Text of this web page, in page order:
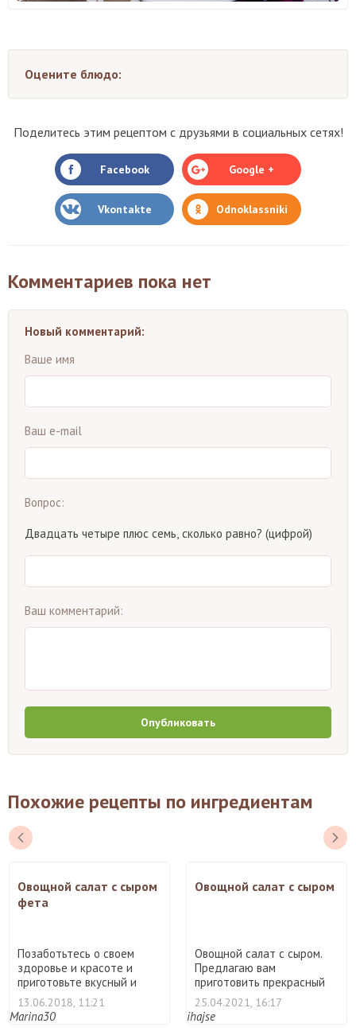
Оцените блюдо:
Поделитесь этим рецептом с друзьями в социальных сетях!
Facebook Google +
Vkontakte Odnoklassniki
Комментариев пока нет
Новый комментарий:
Ваше имя
Ваш e-mail
Вопрос:
Двадцать четыре плюс семь, сколько равно? (цифрой)
Ваш комментарий:
Опубликовать
Похожие рецепты по ингредиентам
Овощной салат с сыром
фета
Позаботьтесь о своем
здоровье и красоте и
приготовьте вкусный и
поле ...
13.06.2018, 11:21
Marina30
Овощной салат с сыром
Овощной салат с сыром.
Предлагаю вам
приготовить прекрасный
овощной ...
25.04.2021, 16:17
ihajse